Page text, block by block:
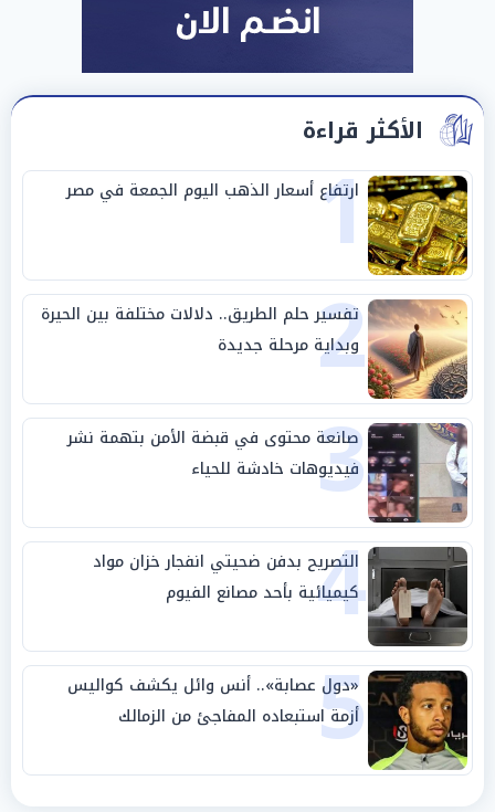
الأكثر قراءة
1
ارتفاع أسعار الذهب اليوم الجمعة في مصر
2
تفسير حلم الطريق.. دلالات مختلفة بين الحيرة
وبداية مرحلة جديدة
3
صانعة محتوى في قبضة الأمن بتهمة نشر
فيديوهات خادشة للحياء
4
التصريح بدفن ضحيتي انفجار خزان مواد
كيميائية بأحد مصانع الفيوم
5
«دول عصابة».. أنس وائل يكشف كواليس
أزمة استبعاده المفاجئ من الزمالك